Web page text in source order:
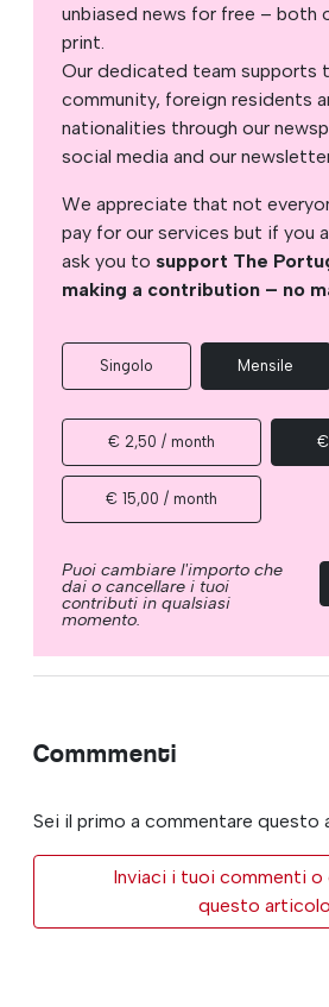
unbiased news for free – both
print.
Our dedicated team supports
community, foreign residents
nationalities through our
social media and our
We appreciate that not
pay for our services but if you
ask you to support The
making a contribution – no
Singolo Mensile
€ 2,50 / month €
€ 15,00 / month
Puoi cambiare l'importo che
dai o cancellare i tuoi
contributi in qualsiasi
momento.
Commmenti
Sei il primo a commentare questo
Inviaci i tuoi commenti o
questo